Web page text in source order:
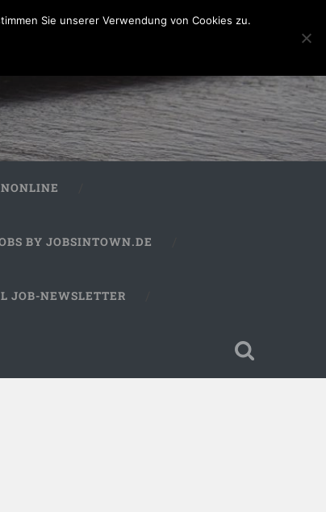
BY JOBSINTOWN.DE
JOB-NEWSLETTER
Sie unserer Verwendung von Cookies zu.